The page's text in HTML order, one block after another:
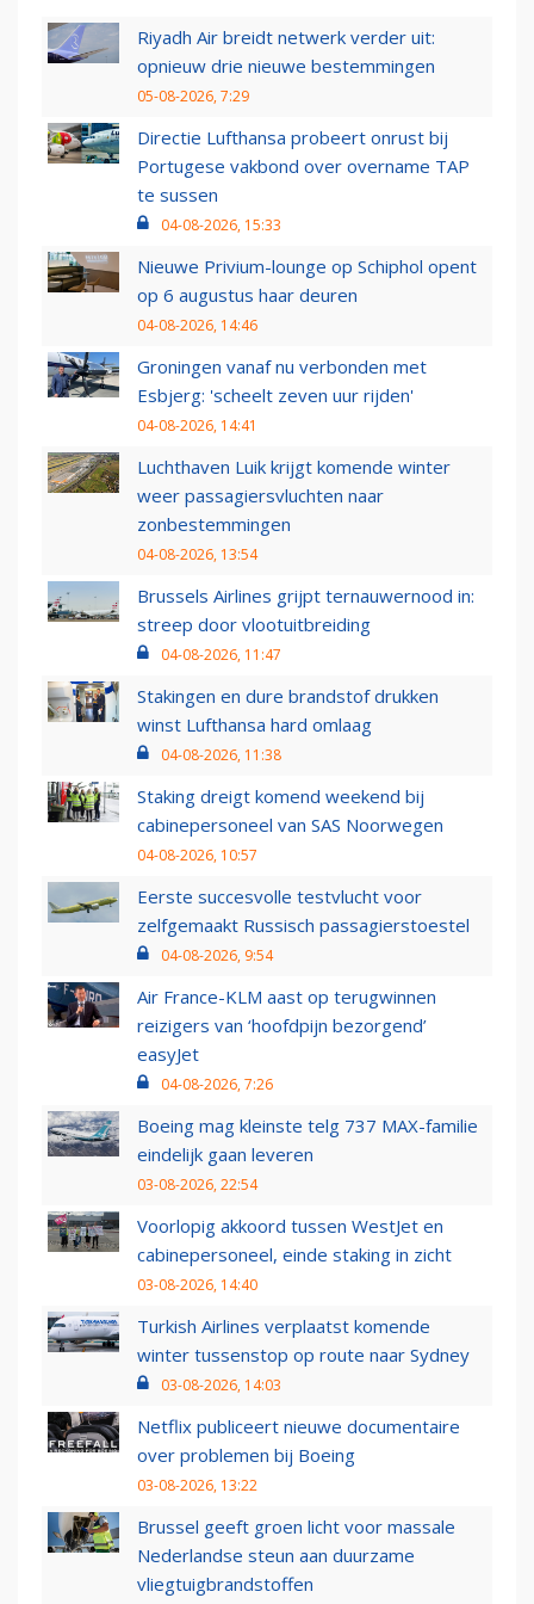
Riyadh Air breidt netwerk verder uit:
opnieuw drie nieuwe bestemmingen
05-08-2026, 7:29
Directie Lufthansa probeert onrust bij
Portugese vakbond over overname TAP
te sussen
04-08-2026, 15:33
Nieuwe Privium-lounge op Schiphol opent
op 6 augustus haar deuren
04-08-2026, 14:46
Groningen vanaf nu verbonden met
Esbjerg: 'scheelt zeven uur rijden'
04-08-2026, 14:41
Luchthaven Luik krijgt komende winter
weer passagiersvluchten naar
zonbestemmingen
04-08-2026, 13:54
Brussels Airlines grijpt ternauwernood in:
streep door vlootuitbreiding
04-08-2026, 11:47
Stakingen en dure brandstof drukken
winst Lufthansa hard omlaag
04-08-2026, 11:38
Staking dreigt komend weekend bij
cabinepersoneel van SAS Noorwegen
04-08-2026, 10:57
Eerste succesvolle testvlucht voor
zelfgemaakt Russisch passagierstoestel
04-08-2026, 9:54
Air France-KLM aast op terugwinnen
reizigers van ‘hoofdpijn bezorgend’
easyJet
04-08-2026, 7:26
Boeing mag kleinste telg 737 MAX-familie
eindelijk gaan leveren
03-08-2026, 22:54
Voorlopig akkoord tussen WestJet en
cabinepersoneel, einde staking in zicht
03-08-2026, 14:40
Turkish Airlines verplaatst komende
winter tussenstop op route naar Sydney
03-08-2026, 14:03
Netflix publiceert nieuwe documentaire
over problemen bij Boeing
03-08-2026, 13:22
Brussel geeft groen licht voor massale
Nederlandse steun aan duurzame
vliegtuigbrandstoffen